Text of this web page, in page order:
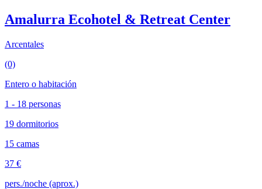
Amalurra Ecohotel & Retreat Center
Arcentales
(0)
Entero o habitación
1 - 18 personas
19 dormitorios
15 camas
37 €
pers./noche (aprox.)